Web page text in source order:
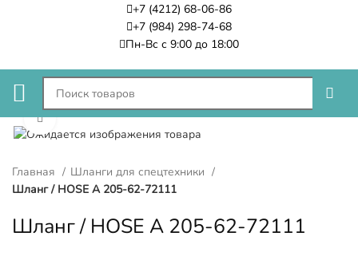
+7 (4212) 68-06-86
+7 (984) 298-74-68
Пн-Вс с 9:00 до 18:00
Нажмите, чтобы увеличить
Главная
Шланги для спецтехники
Шланг / HOSE A 205-62-72111
Шланг / HOSE A 205-62-72111